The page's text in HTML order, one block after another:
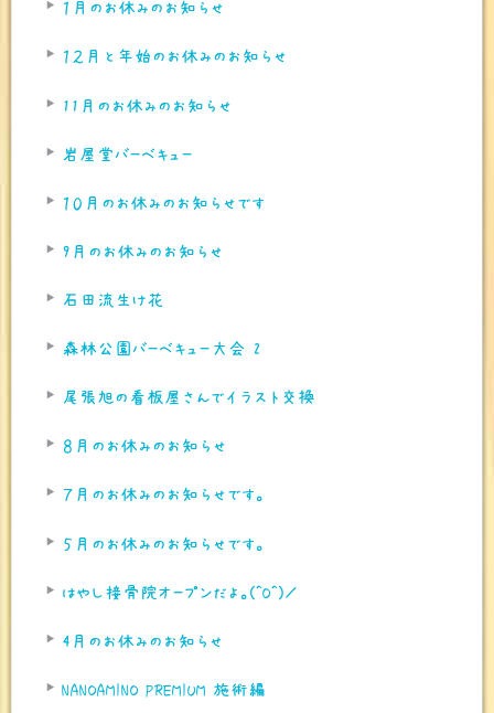
１月のお休みのお知らせ
１２月と年始のお休みのお知らせ
11月のお休みのお知らせ
岩屋堂バーベキュー
１０月のお休みのお知らせです
9月のお休みのお知らせ
石田流生け花
森林公園バーベキュー大会 2
尾張旭の看板屋さんでイラスト交換
８月のお休みのお知らせ
７月のお休みのお知らせです。
５月のお休みのお知らせです。
はやし接骨院オープンだよ。(^O^)／
4月のお休みのお知らせ
NANOAMINO PREMIUM 施術編